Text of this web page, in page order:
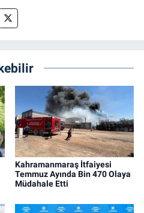
Kahramanmaraş İtfaiyesi
Temmuz Ayında Bin 470 Olaya
Müdahale Etti